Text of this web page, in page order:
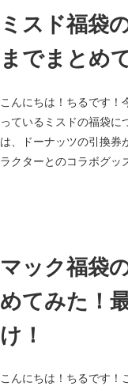
ミスド福袋
までまとめ
こんにちは！ちるです！
っているミスドの福袋に
は、ドーナッツの引換券
ラクターとのコラボグッ
マック福袋
めてみた！
け！
こんにちは！ちるです！